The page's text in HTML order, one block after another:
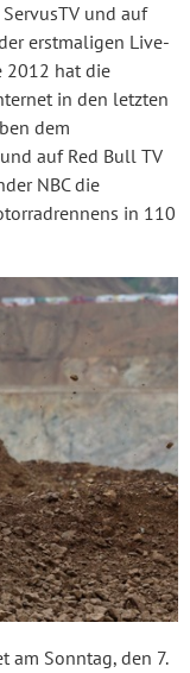
und auf
erstmaligen Live-
2012 hat die
in den letzten
dem
auf Red Bull TV
NBC die
in 110
am Sonntag, den 7.